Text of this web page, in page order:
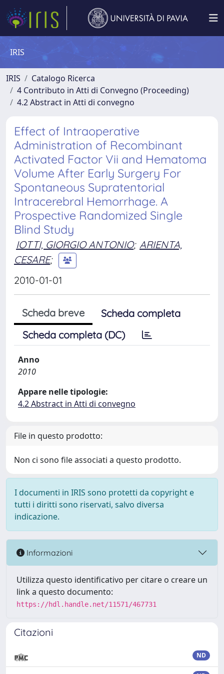
IRIS
IRIS
Catalogo Ricerca
4 Contributo in Atti di Convegno (Proceeding)
4.2 Abstract in Atti di convegno
Effect of Intraoperative
Administration of Recombinant
Activated Factor Vii and Hematoma
Volume After Early Surgery For
Spontaneous Supratentorial
Intracerebral Hemorrhage. A
Prospective Randomized Single
Blind Study
IOTTI, GIORGIO ANTONIO; ARIENTA,
CESARE;
2010-01-01
Scheda breve
Scheda completa
Scheda completa (DC)
Anno
2010
Appare nelle tipologie:
4.2 Abstract in Atti di convegno
File in questo prodotto:
Non ci sono file associati a questo prodotto.
I documenti in IRIS sono protetti da copyright e
tutti i diritti sono riservati, salvo diversa
indicazione.
Informazioni
Utilizza questo identificativo per citare o creare un
link a questo documento:
https://hdl.handle.net/11571/467731
Citazioni
ND